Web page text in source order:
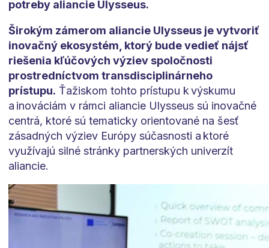
potreby aliancie Ulysseus.
Širokým zámerom aliancie Ulysseus je vytvoriť
inovačný ekosystém, ktorý bude vedieť nájsť
riešenia kľúčových výziev spoločnosti
prostredníctvom transdisciplinárneho
prístupu. Ťažiskom tohto prístupu k výskumu
a inováciám v rámci aliancie Ulysseus sú inovačné
centrá, ktoré sú tematicky orientované na šesť
zásadných výziev Európy súčasnosti a ktoré
využívajú silné stránky partnerských univerzít
aliancie.